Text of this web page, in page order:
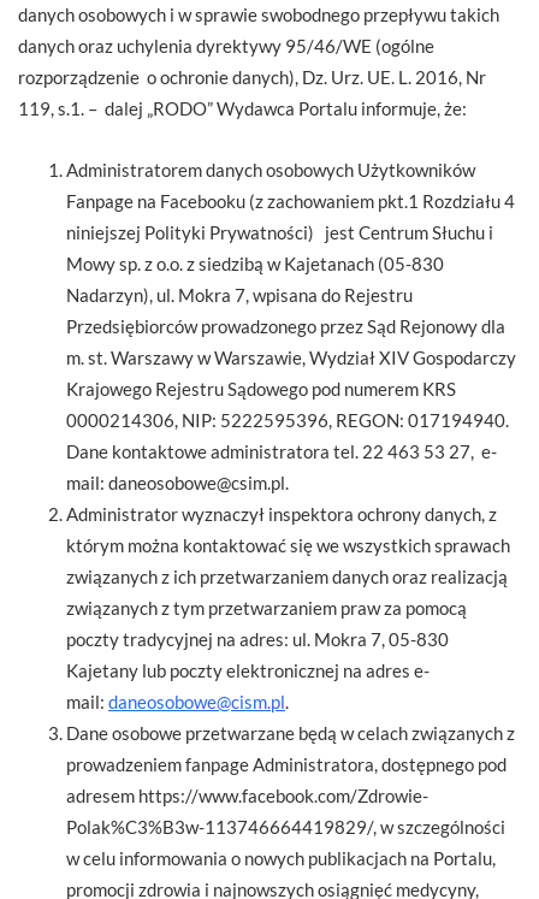
danych osobowych i w sprawie swobodnego przepływu takich
danych oraz uchylenia dyrektywy 95/46/WE (ogólne
rozporządzenie o ochronie danych), Dz. Urz. UE. L. 2016, Nr
119, s.1. – dalej „RODO” Wydawca Portalu informuje, że:
Administratorem danych osobowych Użytkowników
Fanpage na Facebooku (z zachowaniem pkt.1 Rozdziału 4
niniejszej Polityki Prywatności) jest Centrum Słuchu i
Mowy sp. z o.o. z siedzibą w Kajetanach (05-830
Nadarzyn), ul. Mokra 7, wpisana do Rejestru
Przedsiębiorców prowadzonego przez Sąd Rejonowy dla
m. st. Warszawy w Warszawie, Wydział XIV Gospodarczy
Krajowego Rejestru Sądowego pod numerem KRS
0000214306, NIP: 5222595396, REGON: 017194940.
Dane kontaktowe administratora tel. 22 463 53 27, e-
mail: daneosobowe@csim.pl.
Administrator wyznaczył inspektora ochrony danych, z
którym można kontaktować się we wszystkich sprawach
związanych z ich przetwarzaniem danych oraz realizacją
związanych z tym przetwarzaniem praw za pomocą
poczty tradycyjnej na adres: ul. Mokra 7, 05-830
Kajetany lub poczty elektronicznej na adres e-
mail: daneosobowe@cism.pl
Dane osobowe przetwarzane będą w celach związanych z
prowadzeniem fanpage Administratora, dostępnego pod
adresem https://www.facebook.com/Zdrowie-
Polak%C3%B3w-113746664419829/, w szczególności
w celu informowania o nowych publikacjach na Portalu,
promocji zdrowia i najnowszych osiągnięć medycyny,